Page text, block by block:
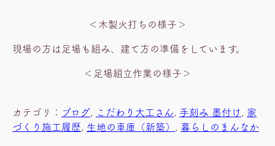
＜木製火打ちの様子＞
現場の方は足場も組み、建て方の準備をしています。
＜足場組立作業の様子＞
カテゴリ： ブログ, こだわり大工さん, 手刻み 墨付け, 家
づくり施工履歴, 生地の車庫（新築） , 暮らしのまんなか